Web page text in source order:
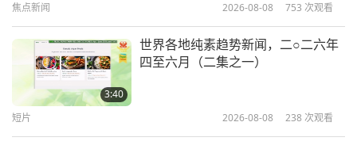
如何拥有一个和平的人生
焦点新闻 2026-08-08 753 次观看
3:40
世界各地纯素趋势新闻，二○二六年
四至六月（二集之一）
短片 2026-08-08 238 次观看